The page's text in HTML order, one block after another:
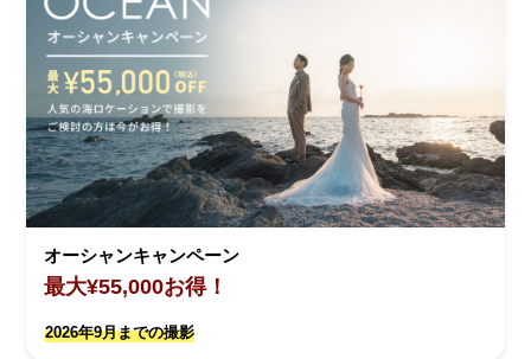
オーシャンキャンペーン
最大¥55,000お得！
2026年9月までの撮影